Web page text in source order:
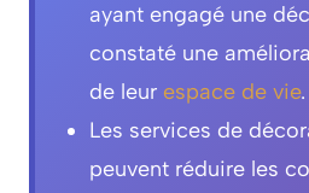
ayant engagé une
constaté une
de leur espace de vie.
Les services de
peuvent réduire les